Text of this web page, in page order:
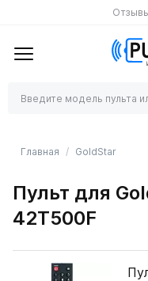
Главная GoldStar
Пульт для
42T500F